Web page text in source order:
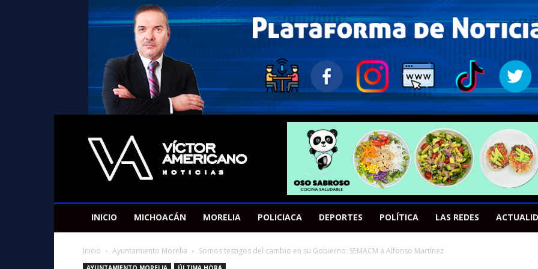
Americano
Victor
INICIO MICHOACÁN MORELIA POLICIACA DEPORTES POLÍTICA LAS REDES
Inicio Ayuntamiento Morelia Somos testigos del cambio en su Gobierno: SEMACM a Alfonso Martínez